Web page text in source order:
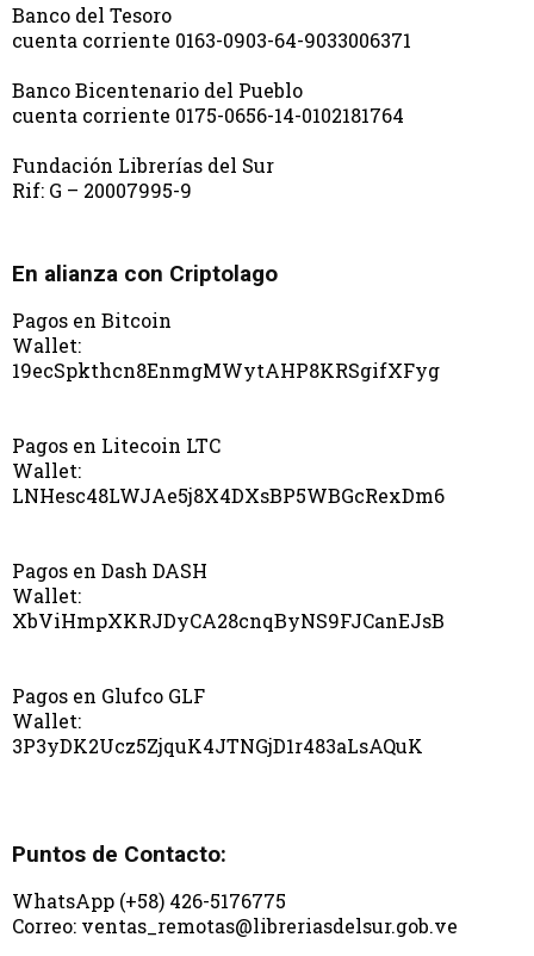
Banco del Tesoro
cuenta corriente 0163-0903-64-9033006371
Banco Bicentenario del Pueblo
cuenta corriente 0175-0656-14-0102181764
Fundación Librerías del Sur
Rif: G – 20007995-9
En alianza con Criptolago
Pagos en Bitcoin
Wallet:
19ecSpkthcn8EnmgMWytAHP8KRSgifXFyg
Pagos en Litecoin LTC
Wallet:
LNHesc48LWJAe5j8X4DXsBP5WBGcRexDm6
Pagos en Dash DASH
Wallet:
XbViHmpXKRJDyCA28cnqByNS9FJCanEJsB
Pagos en Glufco GLF
Wallet:
3P3yDK2Ucz5ZjquK4JTNGjD1r483aLsAQuK
Puntos de Contacto:
WhatsApp (+58) 426-5176775
Correo: ventas_remotas@libreriasdelsur.gob.ve